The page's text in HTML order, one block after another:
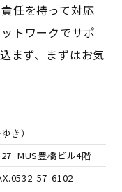
任を持って対応
トワークでサポ
まず、まずはお気
き）
MUS豊橋ビル4階
0532-57-6102